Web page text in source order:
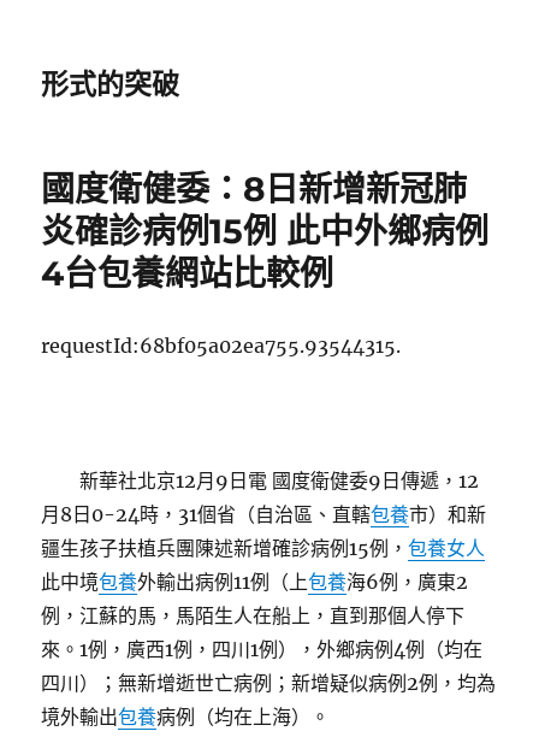
形式的突破
國度衛健委：8日新增新冠肺
炎確診病例15例 此中外鄉病例
4台包養網站比較例
requestId:68bf05a02ea755.93544315.
新華社北京12月9日電 國度衛健委9日傳遞，12
月8日0-24時，31個省（自治區、直轄包養市）和新
疆生孩子扶植兵團陳述新增確診病例15例，包養女人
此中境包養外輸出病例11例（上包養海6例，廣東2
例，江蘇的馬，馬陌生人在船上，直到那個人停下
來。1例，廣西1例，四川1例），外鄉病例4例（均在
四川）；無新增逝世亡病例；新增疑似病例2例，均為
境外輸出包養病例（均在上海）。